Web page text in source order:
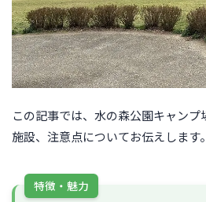
この記事では、水の森公園キャンプ
施設、注意点についてお伝えします。
特徴・魅力